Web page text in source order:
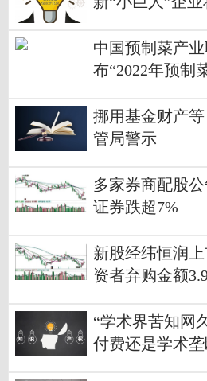
中国预制菜产
布“2022年预制
挪用基金财产
管局警示
多家券商配股
证券跌超7%
新股经纬恒润
资者弃购金额
“学术界苦知网
付费还是学术垄